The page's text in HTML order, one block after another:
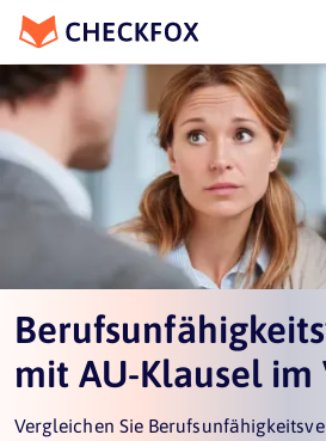
mit AU-Klausel im
Vergleichen Sie